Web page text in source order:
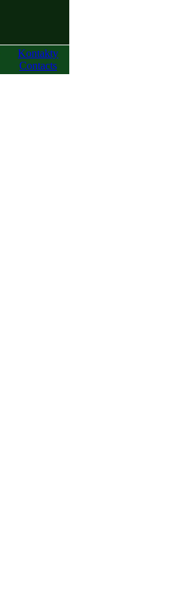
Kontakty
Contacts